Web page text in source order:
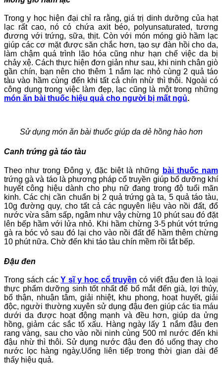
Trong y học hiện đại chỉ ra rằng, giá trị dinh dưỡng của hạt
lạc rất cao, nó có chứa axit béo, polyunsaturated, tương
đương với trứng, sữa, thịt. Còn với món móng giò hầm lạc
giúp các cơ mặt được săn chắc hơn, tạo sự đàn hồi cho da,
làm chậm quá trình lão hóa cũng như hạn chế việc da bị
chảy xệ. Cách thực hiện đơn giản như sau, khi ninh chân giò
gần chín, bạn nên cho thêm 1 nắm lạc nhỏ cùng 2 quả táo
tàu vào hầm cùng đến khi tất cả chín nhừ thì thôi. Ngoài có
công dụng trong việc làm đẹp, lạc cũng là một trong những
món ăn bài thuốc hiệu quả cho người bị mất ngủ.
Sử dụng món ăn bài thuốc giúp da dẻ hồng hào hơn
Canh trứng gà táo tàu
Theo như trong Đông y, đặc biệt là những
bài thuốc nam
trứng gà và táo là phương pháp cổ truyền giúp bổ dưỡng khí
huyết công hiệu dành cho phụ nữ đang trong độ tuổi mãn
kinh. Các chị cần chuẩn bị 2 quả trứng gà ta, 5 quả táo tàu,
10g đường quy, cho tất cả các nguyên liệu vào nồi đất, đổ
nước vừa sâm sấp, ngâm như vậy chừng 10 phút sau đó đặt
lên bếp hầm với lửa nhỏ. Khi hầm chừng 3-5 phút vớt trứng
gà ra bóc vỏ sau đó lại cho vào nồi đất để hầm thêm chừng
10 phút nữa. Chờ đến khi táo tàu chín mềm rồi tắt bếp.
Đậu đen
Trong sách cácY sĩ y học cổ truyền có viết đậu đen là loại
thực phẩm dưỡng sinh tốt nhất để bổ mắt đến già, lợi thủy,
bổ thận, nhuận tâm, giải nhiệt, khu phong, hoạt huyết, giải
độc, người thường xuyên sử dụng đậu đen giúp các tia máu
dưới da được hoạt động mạnh và đều hơn, giúp da ửng
hồng, giảm các sắc tố xấu. Hàng ngày lấy 1 nắm đậu đen
rang vàng, sau cho vào nồi ninh cùng 500 ml nước đến khi
đậu nhừ thì thôi. Sử dụng nước đậu đen đó uống thay cho
nước lọc hàng ngày.Uống liên tiếp trong thời gian dài để
thấy hiệu quả.